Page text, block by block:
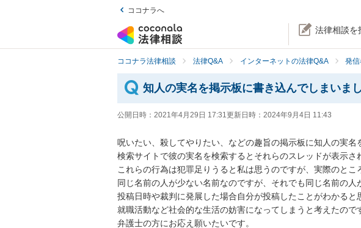
ココナラへ
法律相談を
ココナラ法律相談 法律Q&A インターネットの法律Q&A 発
知人の実名を掲示板に書き込んでしまいまし
公開日時： 2021年4月29日 17:31更新日時： 2024年9月4日 11:43
呪いたい、殺してやりたい、などの趣旨の掲示板に知人の実名
検索サイトで彼の実名を検索するとそれらのスレッドが表示さ
これらの行為は犯罪足りうると私は思うのですが、実際のとこ
同じ名前の人が少ない名前なのですが、それでも同じ名前の人
投稿日時や裁判に発展した場合自分が投稿したことがわかると
就職活動など社会的な生活の妨害になってしまうと考えたので
弁護士の方にお応え願いたいです。